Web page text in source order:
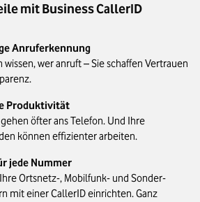
mit Business CallerID
Anruferkennung
wissen, wer anruft – Sie schaffen Vertrauen
Produktivität
öfter ans Telefon. Und Ihre
können effizienter arbeiten.
jede Nummer
Ortsnetz-, Mobilfunk- und Sonder-
mit einer CallerID einrichten. Ganz